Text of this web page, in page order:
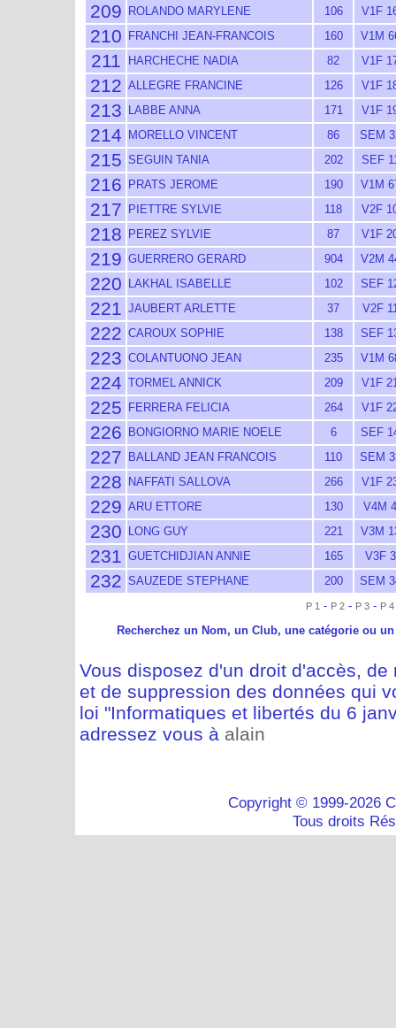
209 ROLANDO MARYLENE 106 V1F
210 FRANCHI JEAN-FRANCOIS 160 V1M
211 HARCHECHE NADIA 82 V1F
212 ALLEGRE FRANCINE 126 V1F
213 LABBE ANNA 171 V1F
214 MORELLO VINCENT 86 SEM
215 SEGUIN TANIA 202 SEF
216 PRATS JEROME 190 V1M
217 PIETTRE SYLVIE 118 V2F
218 PEREZ SYLVIE 87 V1F
219 GUERRERO GERARD 904 V2M
220 LAKHAL ISABELLE 102 SEF
221 JAUBERT ARLETTE 37 V2F
222 CAROUX SOPHIE 138 SEF
223 COLANTUONO JEAN 235 V1M
224 TORMEL ANNICK 209 V1F
225 FERRERA FELICIA 264 V1F
226 BONGIORNO MARIE NOELE 6 SEF
227 BALLAND JEAN FRANCOIS 110 SEM
228 NAFFATI SALLOVA 266 V1F
229 ARU ETTORE 130 V4M 4
230 LONG GUY 221 V3M
231 GUETCHIDJIAN ANNIE 165 V3F 3
232 SAUZEDE STEPHANE 200 SEM
P 1 - P 2 - P 3 - P 4
Recherchez un Nom, un Club, une catégorie ou
Vous disposez d'un droit d'accès,
et de suppression des données qui
loi "Informatiques et libertés du 6
adressez vous à alain
Copyright © 1999-2026
Tous droits